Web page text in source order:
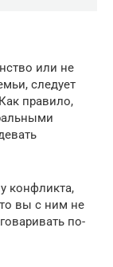
или не
следует
правило,
конфликта,
вы с ним не
по-